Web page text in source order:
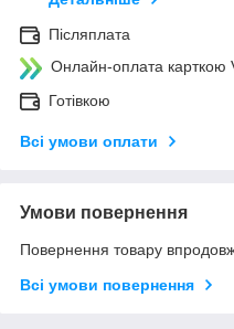
Післяплата
Онлайн-оплата карткою
Готівкою
Всі умови оплати
Умови повернення
Повернення товару
Всі умови повернення